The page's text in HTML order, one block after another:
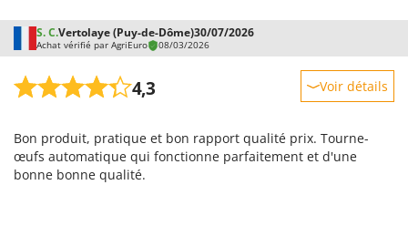
Spice Electronics
Spiralmac
Spring Protezione
Spyro
Stanley
Stiga
Stocker
S. C.Vertolaye (Puy-de-Dôme)30/07/2026
Achat vérifié par AgriEuro 08/03/2026
4,3 Voir détails
Prestations
Facilité d'utilisation
Bon produit, pratique et bon rapport qualité prix. Tourne-
œufs automatique qui fonctionne parfaitement et d'une
bonne bonne qualité.